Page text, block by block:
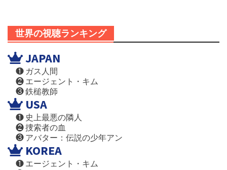
世界の視聴ランキング
JAPAN
❶ ガス人間
❷ エージェント・キム
❸ 鉄槌教師
USA
❶ 史上最悪の隣人
❷ 捜索者の血
❸ アバター：伝説の少年アン
KOREA
❶ エージェント・キム